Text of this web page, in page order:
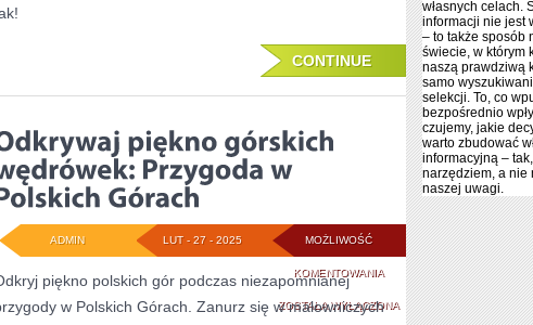
PRZYGÓD
CONTINUE
MOŻLIWOŚĆ
KOMENTOWANIAODKRYWAJ
PIĘKNO
ZOSTAŁA WYŁĄCZONA
LUT - 27 - 2025
ADMIN
piękno polskich gór podczas niezapomnianej
w Polskich Górach. Zanurz się w malowniczych
własnych celach.
informacji nie jest
– to także sposób
świecie, w którym
naszą prawdziwą
samo
selekcji. To, co
bezpośrednio
czujemy, jakie
warto zbudować
informacyjną –
narzędziem, a nie
naszej uwagi.